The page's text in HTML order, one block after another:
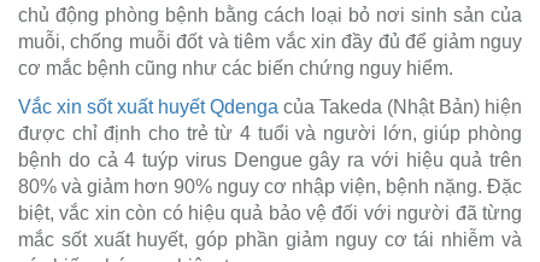
chủ động phòng bệnh bằng cách loại bỏ nơi sinh sản của
muỗi, chống muỗi đốt và tiêm vắc xin đầy đủ để giảm nguy
cơ mắc bệnh cũng như các biến chứng nguy hiểm.
Vắc xin sốt xuất huyết Qdenga của Takeda (Nhật Bản) hiện
được chỉ định cho trẻ từ 4 tuổi và người lớn, giúp phòng
bệnh do cả 4 tuýp virus Dengue gây ra với hiệu quả trên
80% và giảm hơn 90% nguy cơ nhập viện, bệnh nặng. Đặc
biệt, vắc xin còn có hiệu quả bảo vệ đối với người đã từng
mắc sốt xuất huyết, góp phần giảm nguy cơ tái nhiễm và